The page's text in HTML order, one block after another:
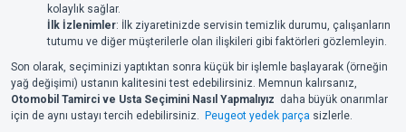
kolaylık sağlar.
İlk İzlenimler: İlk ziyaretinizde servisin temizlik durumu, çalışanların
tutumu ve diğer müşterilerle olan ilişkileri gibi faktörleri gözlemleyin.
Son olarak, seçiminizi yaptıktan sonra küçük bir işlemle başlayarak (örneğin
yağ değişimi) ustanın kalitesini test edebilirsiniz. Memnun kalırsanız,
Otomobil Tamirci ve Usta Seçimini Nasıl Yapmalıyız daha büyük onarımlar
için de aynı ustayı tercih edebilirsiniz. Peugeot yedek parça sizlerle.